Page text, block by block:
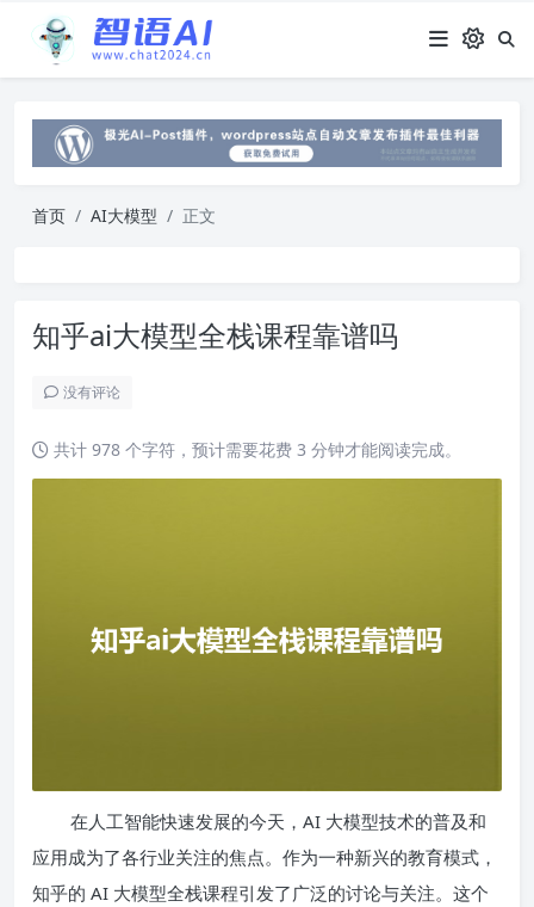
首页 AI大模型 正文
知乎ai大模型全栈课程靠谱吗
没有评论
共计 978 个字符，预计需要花费 3 分钟才能阅读完成。
在人工智能快速发展的今天，AI 大模型技术的普及和
应用成为了各行业关注的焦点。作为一种新兴的教育模式，
知乎的 AI 大模型全栈课程引发了广泛的讨论与关注。这个